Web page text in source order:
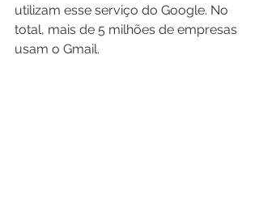
utilizam esse serviço do Google. No
total, mais de 5 milhões de empresas
usam o Gmail.